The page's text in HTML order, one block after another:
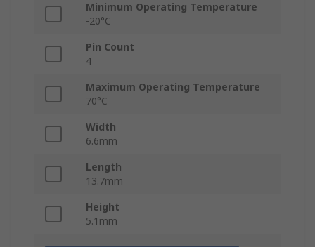
Minimum Operating Temperature
-20°C
Pin Count
4
Maximum Operating Temperature
70°C
Width
6.6mm
Length
13.7mm
Height
5.1mm